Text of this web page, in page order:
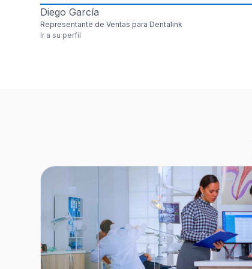
Diego García
Representante de Ventas para Dentalink
Ir a su perfil